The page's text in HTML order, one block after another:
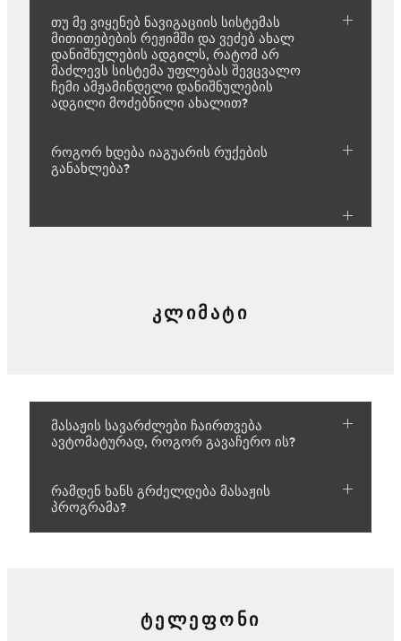
თუ მე ვიყენებ ნავიგაციის სისტემას
მითითებების რეჟიმში და ვეძებ ახალ
დანიშნულების ადგილს, რატომ არ
მაძლევს სისტემა უფლებას შევცვალო
ჩემი ამჟამინდელი დანიშნულების
ადგილი მოძებნილი ახალით?
როგორ ხდება იაგუარის რუქების
განახლება?
ᲙᲚᲘᲛᲐᲢᲘ
მასაჟის სავარძლები ჩაირთვება
ავტომატურად, როგორ გავაჩერო ის?
რამდენ ხანს გრძელდება მასაჟის
პროგრამა?
ᲢᲔᲚᲔᲤᲝᲜᲘ